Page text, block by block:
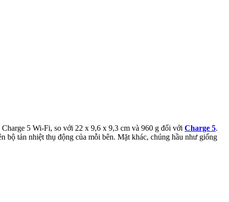
5 Wi-Fi, so với 22 x 9,6 x 9,3 cm và 960 g đối với Charge 5.
bộ tản nhiệt thụ động của mỗi bên. Mặt khác, chúng hầu như giống